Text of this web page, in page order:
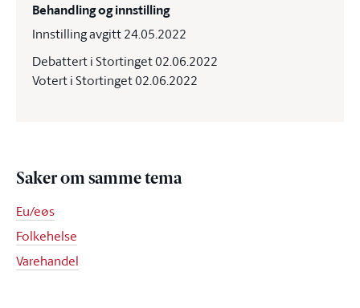
Behandling og innstilling
Innstilling avgitt 24.05.2022
Debattert i Stortinget 02.06.2022
Votert i Stortinget 02.06.2022
Saker om samme tema
Eu/eøs
Folkehelse
Varehandel